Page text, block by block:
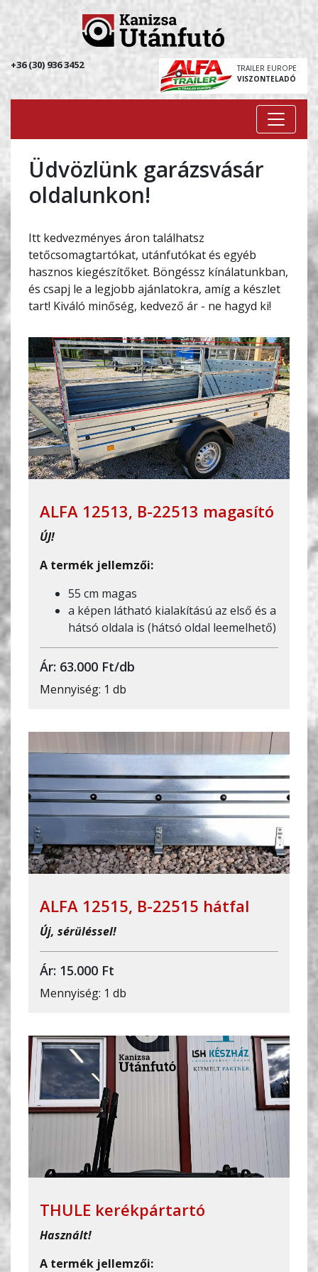
+36 (30) 936 3452
TRAILER EUROPE
VISZONTELADÓ
Üdvözlünk garázsvásár
oldalunkon!
Itt kedvezményes áron találhatsz
tetőcsomagtartókat, utánfutókat és egyéb
hasznos kiegészítőket. Böngéssz kínálatunkban,
és csapj le a legjobb ajánlatokra, amíg a készlet
tart! Kiváló minőség, kedvező ár - ne hagyd ki!
ALFA 12513, B-22513 magasító
ÚJ!
A termék jellemzői:
55 cm magas
a képen látható kialakítású az első és a
hátsó oldala is (hátsó oldal leemelhető)
Ár: 63.000 Ft/db
Mennyiség: 1 db
ALFA 12515, B-22515 hátfal
Új, sérüléssel!
Ár: 15.000 Ft
Mennyiség: 1 db
THULE kerékpártartó
Használt!
A termék jellemzői: